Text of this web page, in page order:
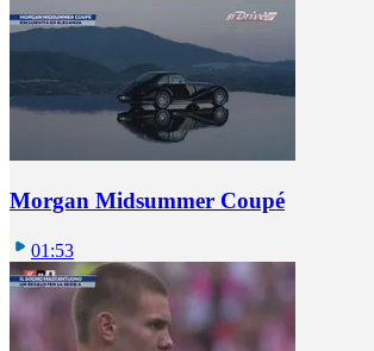
Morgan Midsummer Coupé
01:53